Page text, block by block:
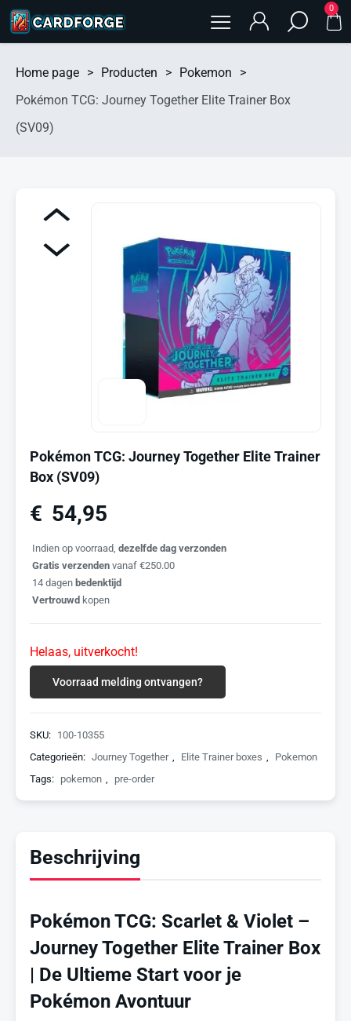
0
Home page > Producten > Pokemon
>
Pokémon TCG: Journey Together Elite Trainer Box
(SV09)
Pokémon TCG: Journey Together Elite Trainer
Box (SV09)
€ 54,95
Indien op voorraad, dezelfde dag verzonden
Gratis verzenden vanaf €250.00
14 dagen bedenktijd
Vertrouwd kopen
Helaas, uitverkocht!
Voorraad melding ontvangen?
SKU: 100-10355
Categorieën: Journey Together Elite Trainer boxes
Pokemon
Tags: pokemon pre-order
Beschrijving
Pokémon TCG: Scarlet & Violet –
Journey Together Elite Trainer Box
| De Ultieme Start voor je
Pokémon Avontuur